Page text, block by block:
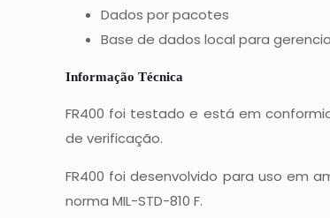
Dados por pacotes
Base de dados local para
Informação Técnica
FR400 foi testado e está em
de verificação.
FR400 foi desenvolvido para uso em
norma MIL-STD-810 F.